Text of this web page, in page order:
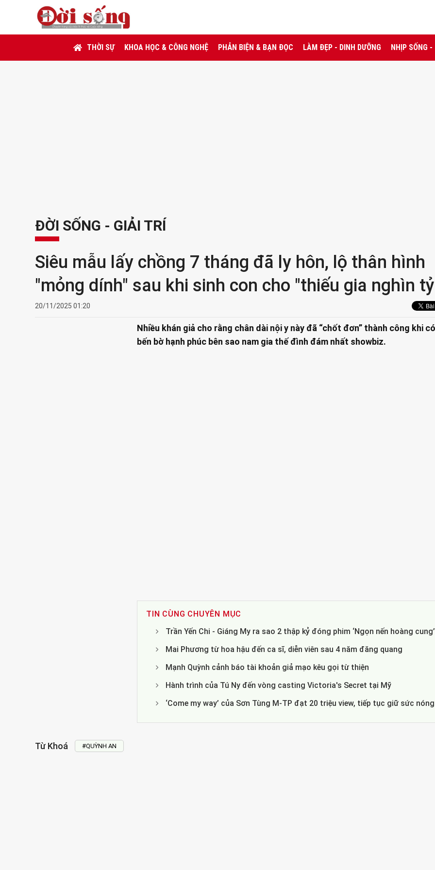
THỜI SỰ KHOA HỌC & CÔNG NGHỆ PHẢN BIỆN & BẠN ĐỌC LÀM ĐẸP - DINH DƯỠNG NHỊP SỐNG
ĐỜI SỐNG - GIẢI TRÍ
Siêu mẫu lấy chồng 7 tháng đã ly hôn, lộ thân hình
"mỏng dính" sau khi sinh con cho "thiếu gia nghìn
20/11/2025 01:20
Nhiều khán giả cho rằng chân dài nội y này đã “chốt đơn” thành công khi
bến bờ hạnh phúc bên sao nam gia thế đình đám nhất showbiz.
TIN CÙNG CHUYÊN MỤC
Trần Yến Chi - Giáng My ra sao 2 thập kỷ đóng phim ‘Ngọn nến hoàng
Mai Phương từ hoa hậu đến ca sĩ, diễn viên sau 4 năm đăng quang
Mạnh Quỳnh cảnh báo tài khoản giả mạo kêu gọi từ thiện
Hành trình của Tú Ny đến vòng casting Victoria's Secret tại Mỹ
‘Come my way’ của Sơn Tùng M-TP đạt 20 triệu view, tiếp tục giữ sức nóng
Từ Khoá #QUỲNH AN